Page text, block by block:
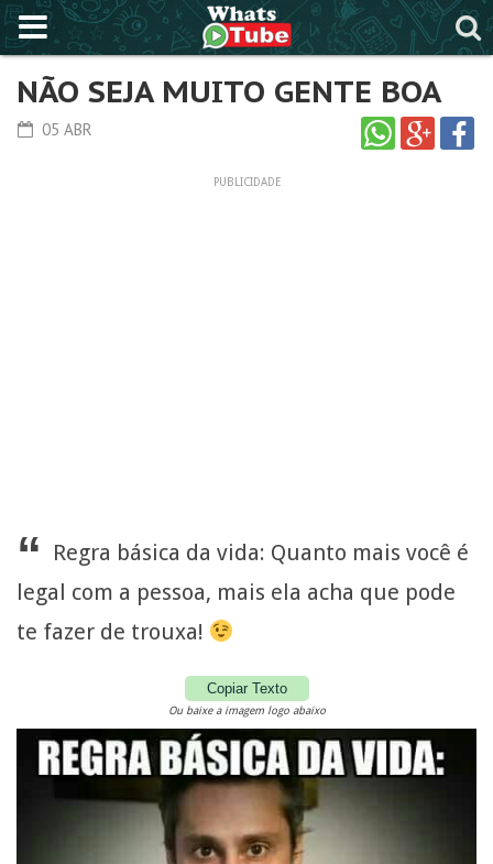
NÃO SEJA MUITO GENTE BOA
05 ABR
PUBLICIDADE
“
Regra básica da vida: Quanto mais você é
legal com a pessoa, mais ela acha que pode
te fazer de trouxa!
Copiar Texto
Ou baixe a imagem logo abaixo